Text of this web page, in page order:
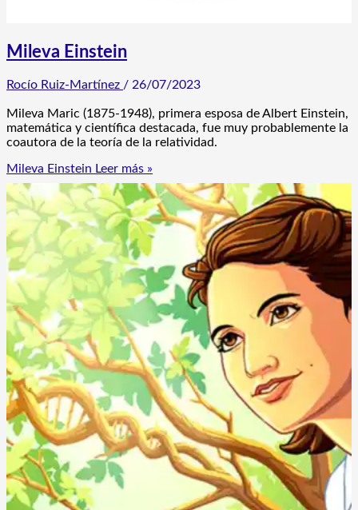
Mileva Einstein
Rocío Ruiz-Martínez / 26/07/2023
Mileva Maric (1875-1948), primera esposa de Albert Einstein,
matemática y científica destacada, fue muy probablemente la
coautora de la teoría de la relatividad.
Mileva Einstein Leer más »